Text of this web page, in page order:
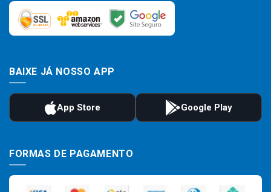
BAIXE JÁ NOSSO APP
FORMAS DE PAGAMENTO